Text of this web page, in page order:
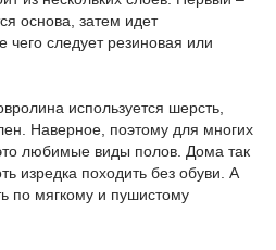
основа, затем идет
следует резиновая или
используется шерсть,
Наверное, поэтому для многих
любимые виды полов. Дома так
изредка походить без обуви. А
по мягкому и пушистому